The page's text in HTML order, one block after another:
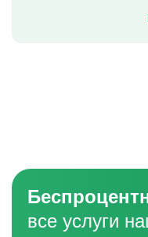
все услуги